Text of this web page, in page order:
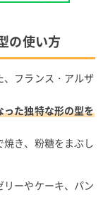
の使い方
フランス・アルザ
た独特な形の型を
き、粉糖をまぶし
ーやケーキ、パン